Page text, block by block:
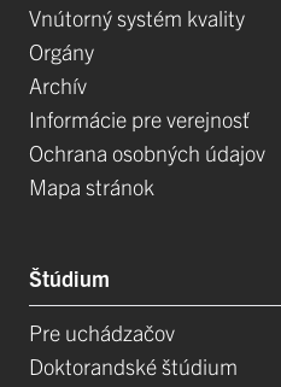
Vnútorný systém kvality
Orgány
Archív
Informácie pre verejnosť
Ochrana osobných údajov
Mapa stránok
Štúdium
Pre uchádzačov
Doktorandské štúdium